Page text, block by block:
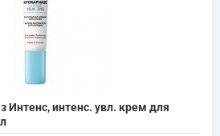
интенс. увл. крем для